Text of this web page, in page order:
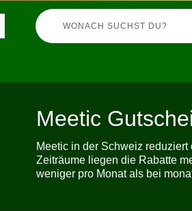
Meetic
Meetic in der Schweiz
Zeiträume liegen die Rabatte
weniger pro Monat als bei